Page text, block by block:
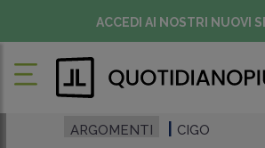
ACCEDI AI NOSTRI NUOVI
ARGOMENTI CIGO